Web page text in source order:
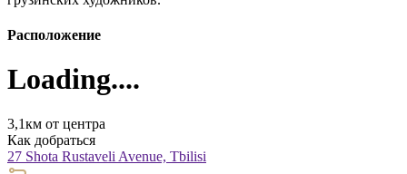
Расположение
Loading....
3,1км от центра
Как добраться
27 Shota Rustaveli Avenue, Tbilisi